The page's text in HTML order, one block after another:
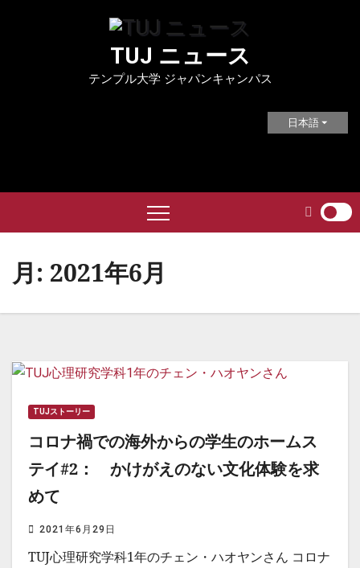
TUJ ニュース
テンプル大学 ジャパンキャンパス
日本語
月: 2021年6月
TUJストーリー
コロナ禍での海外からの学生のホームス
テイ#2： かけがえのない文化体験を求
めて
2021年6月29日
TUJ心理研究学科1年のチェン・ハオヤンさん コロナ